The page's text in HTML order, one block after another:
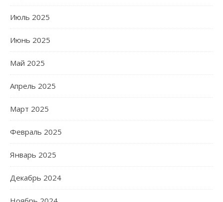
Июль 2025
Июнь 2025
Май 2025
Апрель 2025
Март 2025
Февраль 2025
Январь 2025
Декабрь 2024